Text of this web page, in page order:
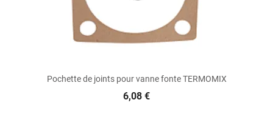
Pochette de joints pour vanne fonte TERMOMIX
6,08 €